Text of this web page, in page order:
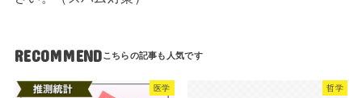
RECOMMEND
医学 哲学